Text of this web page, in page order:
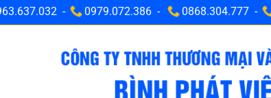
- 0979.072.386 - 0868.304.777 -